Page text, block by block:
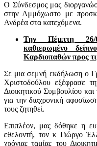
Ο Σύνδεσμος μας
στην Αμμόχωστο με
Ανδρέα στα κατεχόμενα.
Την Πέμπτη 26/
καθιερωμένο
Καρδιοπαθών προς
Σε μια σεμνή εκδήλωση ο
Χριστοδούλου εξέφρασε
Διοικητικού Συμβουλίου
για την διαχρονική
τους ζητηθεί.
Επιπλέον, μας δόθηκε η
εθελοντή, τον κ Γιώργο
χρόνιας ταμίας του